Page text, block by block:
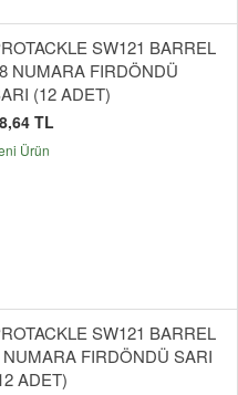
SW121 BARREL
NUMARA FIRDÖNDÜ
(12 ADET)
TL
Ürün
SW121 BARREL
FIRDÖNDÜ SARI
ADET)